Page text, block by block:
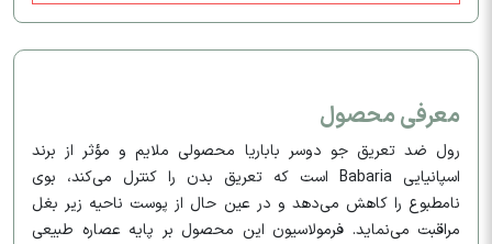
معرفی محصول
رول ضد تعریق جو دوسر باباریا محصولی ملایم و مؤثر از برند
اسپانیایی Babaria است که تعریق بدن را کنترل می‌کند، بوی
نامطبوع را کاهش می‌دهد و در عین حال از پوست ناحیه زیر بغل
مراقبت می‌نماید. فرمولاسیون این محصول بر پایه عصاره طبیعی